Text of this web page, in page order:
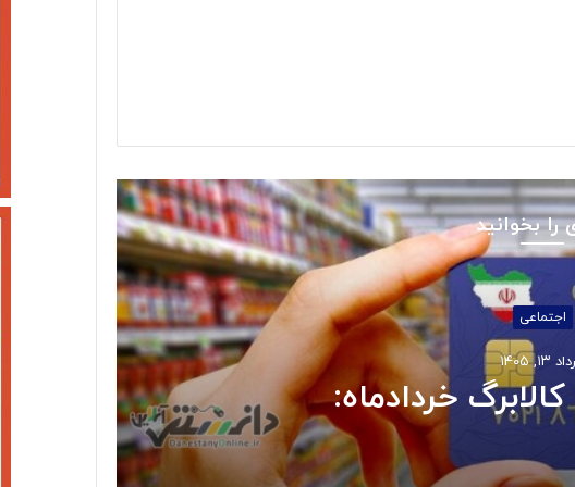
را بخوانید
استانها
خرداد ۱۰, ۱۴۰۵
سه سکوی پارس جنوبی به مدار تولید